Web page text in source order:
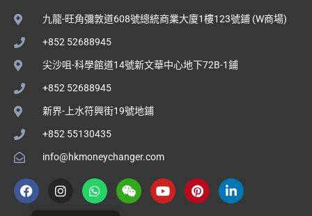
九龍-旺角彌敦道608號總統商業大廈1樓123號鋪 (W商場)
+852 52688945
尖沙咀-科學館道14號新文華中心地下72B-1鋪
+852 52688945
新界-上水符興街19號地鋪
+852 55130435
info@hkmoneychanger.com